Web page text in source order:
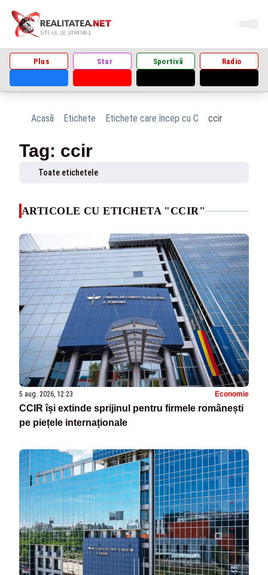
Plus Star Sportivă Radio
Acasă Etichete Etichete care încep cu C ccir
Tag: ccir
Toate etichetele
ARTICOLE CU ETICHETA "CCIR"
5 aug. 2026, 12:23 Economie
CCIR își extinde sprijinul pentru firmele românești
pe piețele internaționale